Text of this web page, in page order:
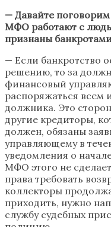
— Давайте
МФО работают с
признаны
— Если банкротство
решению, то за
финансовый
распоряжаться всем
должника. Это
другие кредиторы,
должен, обязаны
управляющему в
уведомления о
МФО этого не
права требовать
коллекторы
приходить, нужно
службу судебных